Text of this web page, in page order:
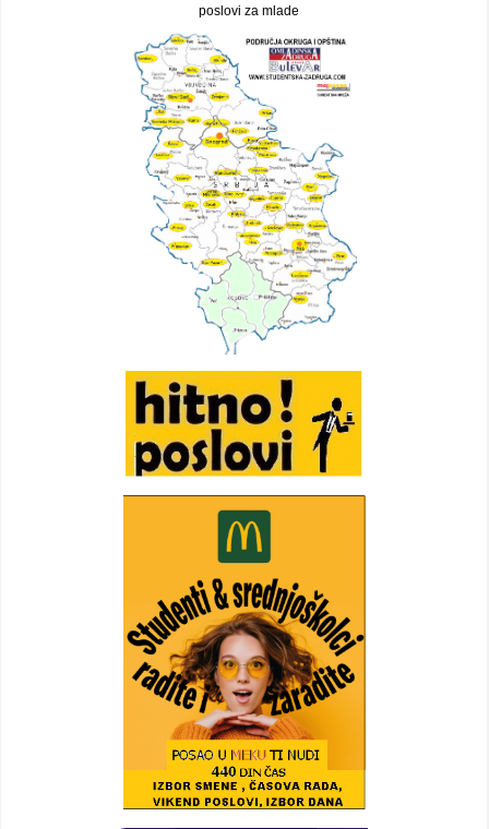
poslovi za mlade